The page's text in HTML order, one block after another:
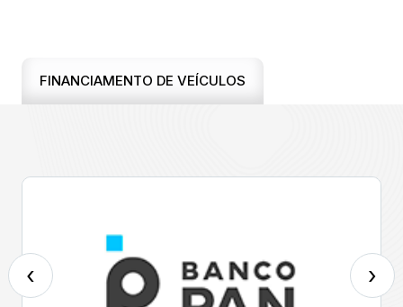
FINANCIAMENTO DE VEÍCULOS
‹ ›